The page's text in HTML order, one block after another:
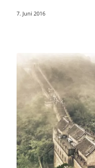
7. Juni 2016